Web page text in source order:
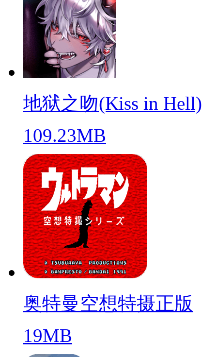
地狱之吻(Kiss in Hell)
109.23MB
奥特曼空想特摄正版
19MB